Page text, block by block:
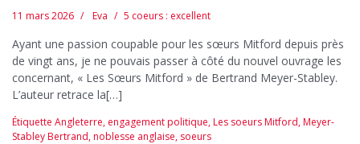
11 mars 2026 Eva 5 coeurs : excellent
Ayant une passion coupable pour les sœurs Mitford depuis près
de vingt ans, je ne pouvais passer à côté du nouvel ouvrage les
concernant, « Les Sœurs Mitford » de Bertrand Meyer-Stabley.
L’auteur retrace la[…]
Étiquette Angleterre, engagement politique,Les soeurs Mitford,Meyer-
Stabley Bertrand,noblesse anglaise, soeurs